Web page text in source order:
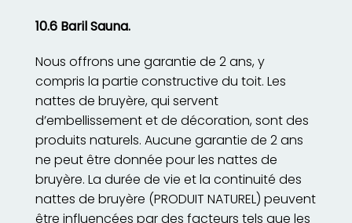
10.6 Baril Sauna.
Nous offrons une garantie de 2 ans, y
compris la partie constructive du toit. Les
nattes de bruyère, qui servent
d’embellissement et de décoration, sont des
produits naturels. Aucune garantie de 2 ans
ne peut être donnée pour les nattes de
bruyère. La durée de vie et la continuité des
nattes de bruyère (PRODUIT NATUREL) peuvent
être influencées par des facteurs tels que les